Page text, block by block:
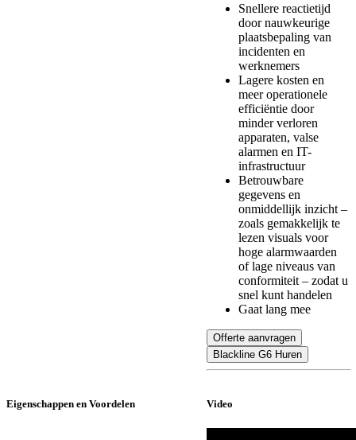
Snellere reactietijd
door nauwkeurige
plaatsbepaling van
incidenten en
werknemers
Lagere kosten en
meer operationele
efficiëntie door
minder verloren
apparaten, valse
alarmen en IT-
infrastructuur
Betrouwbare
gegevens en
onmiddellijk inzicht –
zoals gemakkelijk te
lezen visuals voor
hoge alarmwaarden
of lage niveaus van
conformiteit – zodat u
snel kunt handelen
Gaat lang mee
Offerte aanvragen
Blackline G6 Huren
Eigenschappen en Voordelen Video